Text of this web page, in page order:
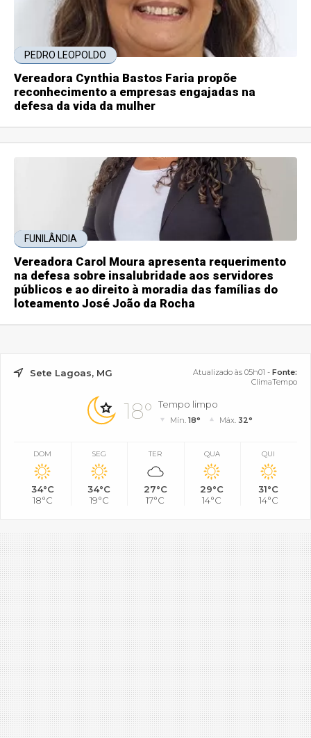
PEDRO LEOPOLDO
Vereadora Cynthia Bastos Faria propõe
reconhecimento a empresas engajadas na
defesa da vida da mulher
FUNILÂNDIA
Vereadora Carol Moura apresenta requerimento
na defesa sobre insalubridade aos servidores
públicos e ao direito à moradia das famílias do
loteamento José João da Rocha
Sete Lagoas, MG Atualizado às 05h01 - Fonte:
ClimaTempo
18° Tempo limpo
Mín.18° Máx. 32°
DOM
34°C
18°C
SEG
34°C
19°C
TER
27°C
17°C
QUA
29°C
14°C
QUI
31°C
14°C